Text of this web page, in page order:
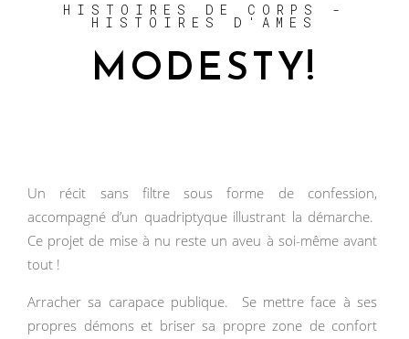
HISTOIRES DE CORPS -
HISTOIRES D'AMES
MODESTY!
Un récit sans filtre sous forme de confession,
accompagné d’un quadriptyque illustrant la démarche.
Ce projet de mise à nu reste un aveu à soi-même avant
tout !
Arracher sa carapace publique. Se mettre face à ses
propres démons et briser sa propre zone de confort